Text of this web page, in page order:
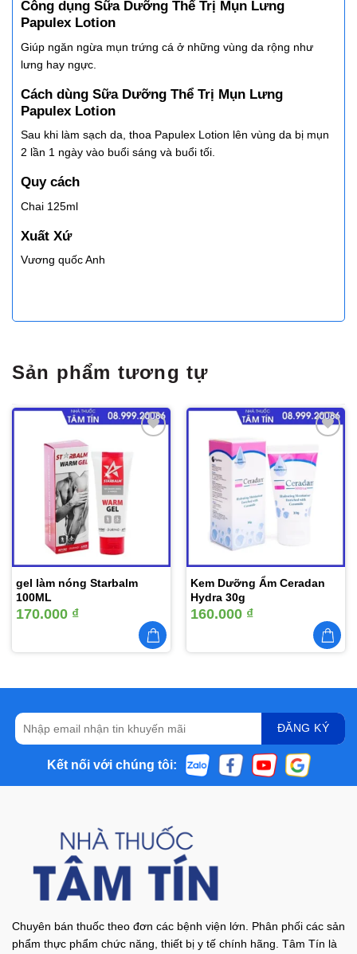
Công dụng Sữa Dưỡng Thể Trị Mụn Lưng
Papulex Lotion
Giúp ngăn ngừa mụn trứng cá ở những vùng da rộng như
lưng hay ngực.
Cách dùng Sữa Dưỡng Thể Trị Mụn Lưng
Papulex Lotion
Sau khi làm sạch da, thoa Papulex Lotion lên vùng da bị mụn
2 lần 1 ngày vào buổi sáng và buổi tối.
Quy cách
Chai 125ml
Xuất Xứ
Vương quốc Anh
Sản phẩm tương tự
gel làm nóng Starbalm
100ML
170.000 ₫
Thêm
Kem Dưỡng Ẩm Ceradan
Hydra 30g
160.000 ₫
Kết nối với chúng tôi:
Chuyên bán thuốc theo đơn các bệnh viện lớn. Phân phối các sản
phẩm thực phẩm chức năng, thiết bị y tế chính hãng. Tâm Tín là